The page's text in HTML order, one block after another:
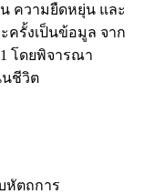
ความยืดหยุ่น และ
ครั้งเป็นข้อมูล จาก
โดยพิจารณา
นชีวิต
หัตถการ